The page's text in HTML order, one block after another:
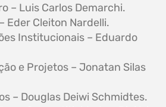
– Luis Carlos Demarchi.
Eder Cleiton Nardelli.
Institucionais – Eduardo
e Projetos – Jonatan Silas
– Douglas Deiwi Schmidtes.